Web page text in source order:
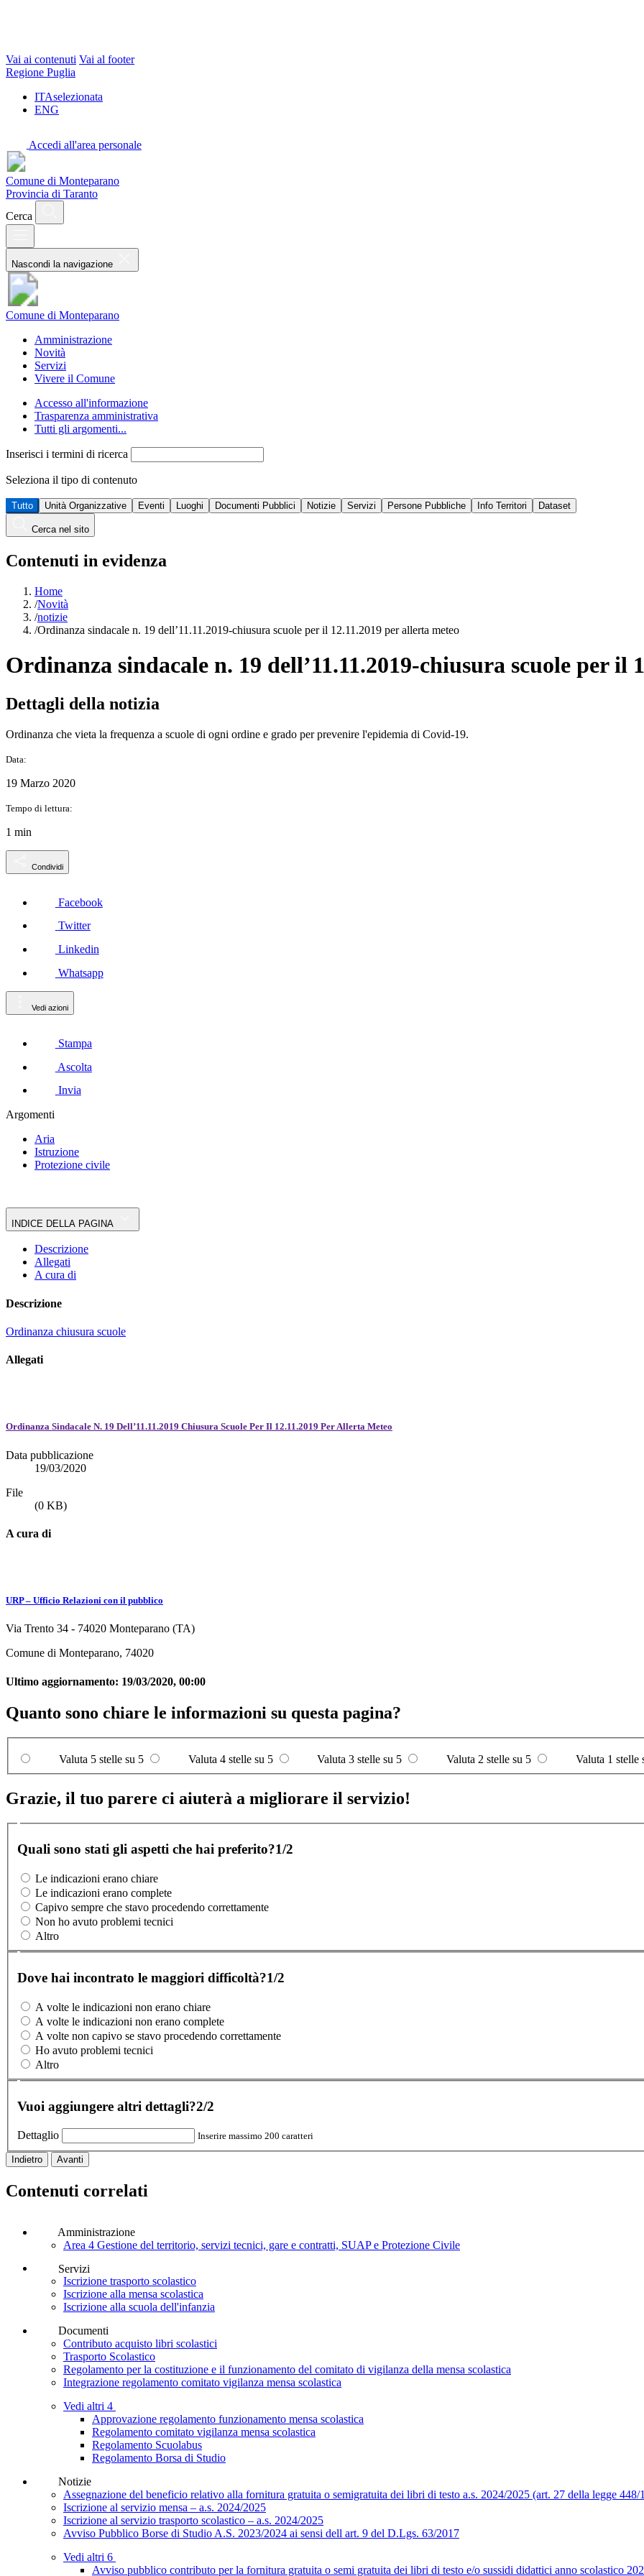
Vai ai contenuti Vai al footer
Regione Puglia
ITAselezionata
ENG
Accedi all'area personale
Comune di Monteparano
Provincia di Taranto
Cerca
Nascondi la navigazione
Comune di Monteparano
Amministrazione
Novità
Servizi
Vivere il Comune
Accesso all'informazione
Trasparenza amministrativa
Tutti gli argomenti...
Inserisci i termini di ricerca
Seleziona il tipo di contenuto
Tutto Unità Organizzative Eventi Luoghi Documenti Pubblici Notizie Servizi Persone Pubbliche Info Territori Dataset
Cerca nel sito
Contenuti in evidenza
Home
/Novità
/notizie
/Ordinanza sindacale n. 19 dell’11.11.2019-chiusura scuole per il 12.11.2019 per allerta meteo
Ordinanza sindacale n. 19 dell’11.11.2019-chiusura scuole per il
Dettagli della notizia
Ordinanza che vieta la frequenza a scuole di ogni ordine e grado per prevenire l'epidemia di Covid-19.
Data:
19 Marzo 2020
Tempo di lettura:
1 min
Condividi
Facebook
Twitter
Linkedin
Whatsapp
Vedi azioni
Stampa
Ascolta
Invia
Argomenti
Aria
Istruzione
Protezione civile
INDICE DELLA PAGINA
Descrizione
Allegati
A cura di
Descrizione
Ordinanza chiusura scuole
Allegati
Ordinanza Sindacale N. 19 Dell’11.11.2019 Chiusura Scuole Per Il 12.11.2019 Per Allerta Meteo
Data pubblicazione
19/03/2020
File
(0 KB)
A cura di
URP – Ufficio Relazioni con il pubblico
Via Trento 34 - 74020 Monteparano (TA)
Comune di Monteparano, 74020
Ultimo aggiornamento: 19/03/2020, 00:00
Quanto sono chiare le informazioni su questa pagina?
Valuta 5 stelle su 5 Valuta 4 stelle su 5 Valuta 3 stelle su 5 Valuta 2 stelle su 5 Valuta 1 stelle
Grazie, il tuo parere ci aiuterà a migliorare il servizio!
Quali sono stati gli aspetti che hai preferito?1/2
Le indicazioni erano chiare
Le indicazioni erano complete
Capivo sempre che stavo procedendo correttamente
Non ho avuto problemi tecnici
Altro
Dove hai incontrato le maggiori difficoltà?1/2
A volte le indicazioni non erano chiare
A volte le indicazioni non erano complete
A volte non capivo se stavo procedendo correttamente
Ho avuto problemi tecnici
Altro
Vuoi aggiungere altri dettagli?2/2
Dettaglio Inserire massimo 200 caratteri
Indietro Avanti
Contenuti correlati
Amministrazione
Area 4 Gestione del territorio, servizi tecnici, gare e contratti, SUAP e Protezione Civile
Servizi
Iscrizione trasporto scolastico
Iscrizione alla mensa scolastica
Iscrizione alla scuola dell'infanzia
Documenti
Contributo acquisto libri scolastici
Trasporto Scolastico
Regolamento per la costituzione e il funzionamento del comitato di vigilanza della mensa scolastica
Integrazione regolamento comitato vigilanza mensa scolastica
Vedi altri 4
Approvazione regolamento funzionamento mensa scolastica
Regolamento comitato vigilanza mensa scolastica
Regolamento Scuolabus
Regolamento Borsa di Studio
Notizie
Assegnazione del beneficio relativo alla fornitura gratuita o semigratuita dei libri di testo a.s. 2024/2025 (art. 27 della legge
Iscrizione al servizio mensa – a.s. 2024/2025
Iscrizione al servizio trasporto scolastico – a.s. 2024/2025
Avviso Pubblico Borse di Studio A.S. 2023/2024 ai sensi dell art. 9 del D.Lgs. 63/2017
Vedi altri 6
Avviso pubblico contributo per la fornitura gratuita o semi gratuita dei libri di testo e/o sussidi didattici anno scolastico